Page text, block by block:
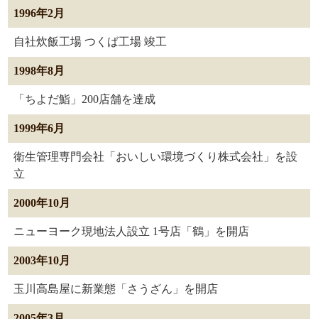
1996年2月
自社炊飯工場 つくば工場 竣工
1998年8月
「ちよだ鮨」200店舗を達成
1999年6月
衛生管理専門会社「おいしい環境づくり株式会社」を設
立
2000年10月
ニューヨーク現地法人設立 1号店「鶴」を開店
2003年10月
玉川高島屋に新業態「さうざん」を開店